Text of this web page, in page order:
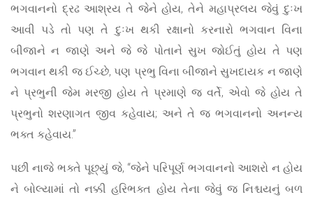
ભગવાનનો દ્રઢ આશ્રય તે જેને હોય, તેને મહાપ્રલય જેવું દુઃખ
આવી પડે તો પણ તે દુઃખ થકી રક્ષાનો કરનારો ભગવાન વિના
બીજાને ન જાણે અને જે જે પોતાને સુખ જોઈતું હોય તે પણ
ભગવાન થકી જ ઈચ્છે, પણ પ્રભુ વિના બીજાને સુખદાયક ન જાણે
ને પ્રભુની જેમ મરજી હોય તે પ્રમાણે જ વર્તે, એવો જે હોય તે
પ્રભુનો શરણાગત જીવ કહેવાય; અને તે જ ભગવાનનો અનન્ય
ભક્ત કહેવાય.”
પછી નાજે ભક્તે પૂછ્યું જે, “જેને પરિપૂર્ણ ભગવાનનો આશરો ન હોય
ને બોલ્યામાં તો નક્કી હરિભક્ત હોય તેના જેવું જ નિશ્ચયનું બળ